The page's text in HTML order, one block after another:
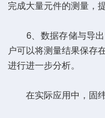
完成大量元件的测量，
6、数据存储与导出
户可以将测量结果保存
进行进一步分析。
在实际应用中，固纬